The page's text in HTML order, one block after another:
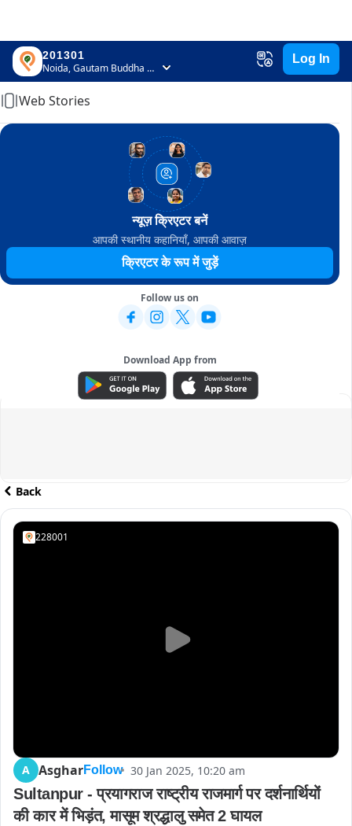
201301
Noida, Gautam Buddha Nagar, Uttar Pradesh
Log In
Home
Web Stories
न्यूज़ क्रिएटर बनें
आपकी स्थानीय कहानियाँ, आपकी आवाज़
क्रिएटर के रूप में जुड़ें
Follow us on
Download App from
ADVERTISEMENT
Back
228001
A AsgharFollow 30 Jan 2025, 10:20 am
Sultanpur - प्रयागराज राष्ट्रीय राजमार्ग पर दर्शनार्थियों
की कार में भिड़ंत, मासूम श्रद्धालु समेत 2 घायल